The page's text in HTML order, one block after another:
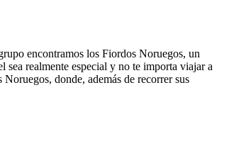
encontramos los Fiordos Noruegos, un
sea realmente especial y no te importa viajar a
donde, además de recorrer sus